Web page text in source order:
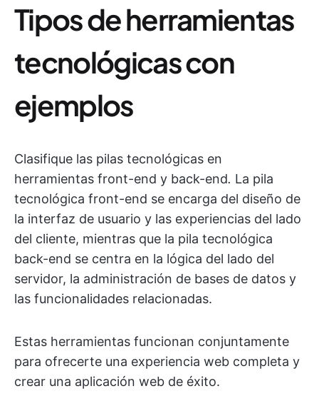
Tipos de herramientas
tecnológicas con
ejemplos
Clasifique las pilas tecnológicas en
herramientas front-end y back-end. La pila
tecnológica front-end se encarga del diseño de
la interfaz de usuario y las experiencias del lado
del cliente, mientras que la pila tecnológica
back-end se centra en la lógica del lado del
servidor, la administración de bases de datos y
las funcionalidades relacionadas.
Estas herramientas funcionan conjuntamente
para ofrecerte una experiencia web completa y
crear una aplicación web de éxito.